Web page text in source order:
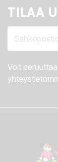
TILAA
Voit